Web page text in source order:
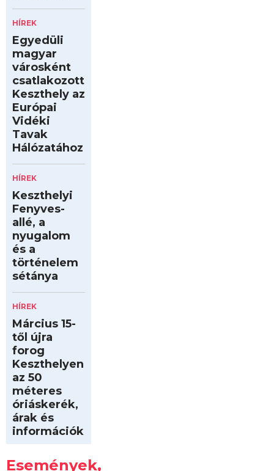
HÍREK
Egyedüli
magyar
városként
csatlakozott
Keszthely az
Európai
Vidéki
Tavak
Hálózatához
HÍREK
Keszthelyi
Fenyves-
allé, a
nyugalom
és a
történelem
sétánya
HÍREK
Március 15-
től újra
forog
Keszthelyen
az 50
méteres
óriáskerék,
árak és
információk
Események,
Kilóméterek